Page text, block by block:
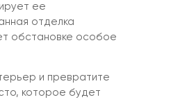
ее
отделка
обстановке особое
и превратите
которое будет